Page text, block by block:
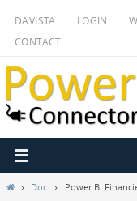
inhoud
DAVISTA LOGIN
CONTACT
HomeDoc Power BI